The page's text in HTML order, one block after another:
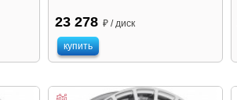
23 278 ₽ / диск
купить